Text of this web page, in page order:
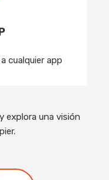
cualquier app
explora una visión